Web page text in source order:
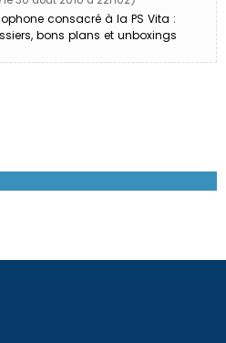
consacré à la PS Vita :
bons plans et unboxings